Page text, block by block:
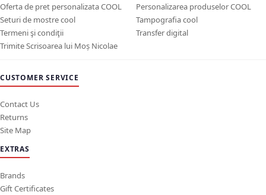
Oferta de pret personalizata COOL
Personalizarea produselor COOL
Seturi de mostre cool
Tampografia cool
Termeni şi condiţii
Transfer digital
Trimite Scrisoarea lui Moș Nicolae
CUSTOMER SERVICE
Contact Us
Returns
Site Map
EXTRAS
Brands
Gift Certificates